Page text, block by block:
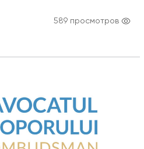
развитию осознанного
589 просмотров